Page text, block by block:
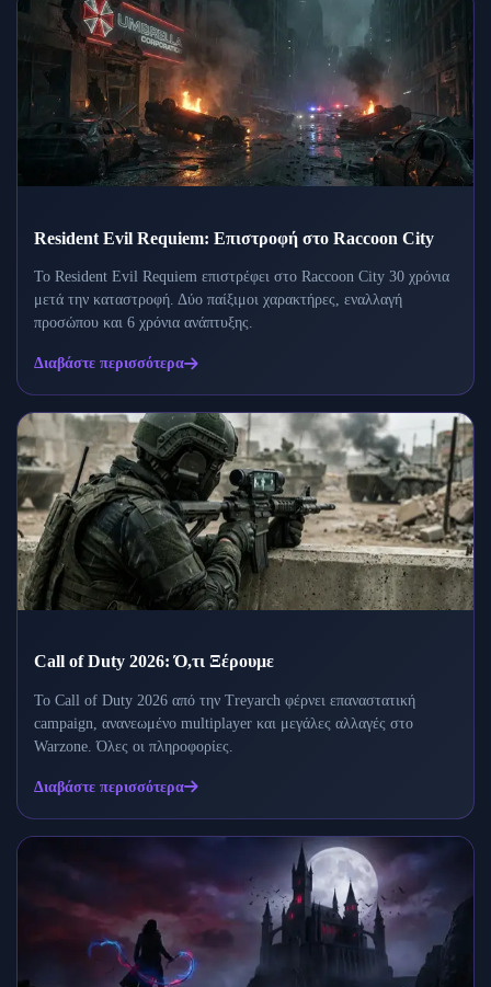
Resident Evil Requiem: Επιστροφή στο Raccoon City
Το Resident Evil Requiem επιστρέφει στο Raccoon City 30 χρόνια
μετά την καταστροφή. Δύο παίξιμοι χαρακτήρες, εναλλαγή
προσώπου και 6 χρόνια ανάπτυξης.
Διαβάστε περισσότερα
Call of Duty 2026: Ό,τι Ξέρουμε
Το Call of Duty 2026 από την Treyarch φέρνει επαναστατική
campaign, ανανεωμένο multiplayer και μεγάλες αλλαγές στο
Warzone. Όλες οι πληροφορίες.
Διαβάστε περισσότερα